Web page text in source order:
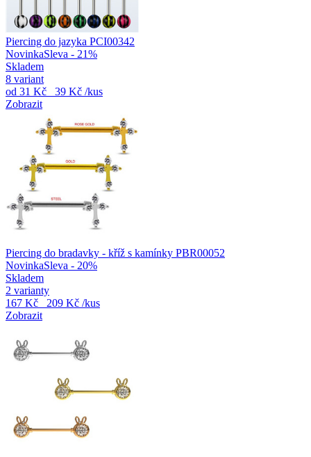
Piercing do jazyka PCI00342
NovinkaSleva - 21%
Skladem
8 variant
od 31 Kč 39 Kč /kus
Zobrazit
Piercing do bradavky - kříž s kamínky PBR00052
NovinkaSleva - 20%
Skladem
2 varianty
167 Kč
209 Kč /kus
Zobrazit